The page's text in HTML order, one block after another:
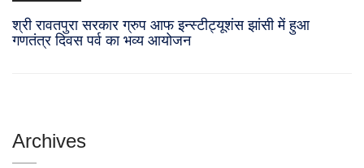
श्री रावतपुरा सरकार ग्रुप आफ इन्स्टीट्यूशंस झांसी में हुआ
गणतंत्र दिवस पर्व का भव्य आयोजन
Archives